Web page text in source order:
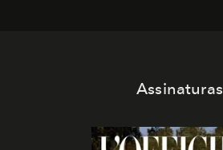
Assinaturas